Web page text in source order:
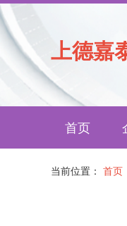
上德嘉
首页
当前位置： 首页